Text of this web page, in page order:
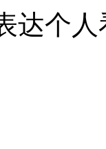
达个